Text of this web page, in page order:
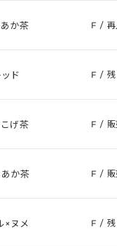
か茶 F /
ド F /
げ茶 F /
か茶 F /
×ヌメ F /